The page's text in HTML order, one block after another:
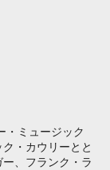
・ミュージック
・カウリーとと
、フランク・ラ